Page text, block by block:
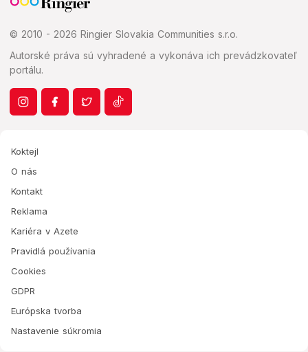
© 2010 - 2026 Ringier Slovakia Communities s.r.o.
Autorské práva sú vyhradené a vykonáva ich prevádzkovateľ
portálu.
Koktejl
O nás
Kontakt
Reklama
Kariéra v Azete
Pravidlá používania
Cookies
GDPR
Európska tvorba
Nastavenie súkromia